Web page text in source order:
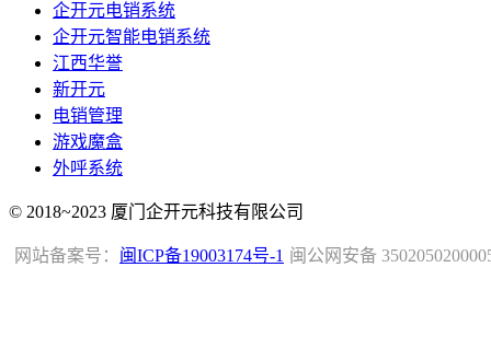
企开元电销系统
企开元智能电销系统
江西华誉
新开元
电销管理
游戏魔盒
外呼系统
© 2018~2023 厦门企开元科技有限公司
闽公网安备
网站备案号： 闽ICP备19003174号-1